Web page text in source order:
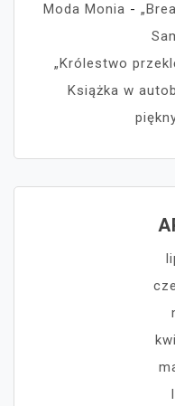
Moda Monia -
„Królestwo
Książka w